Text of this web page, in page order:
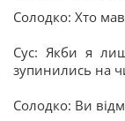
Солодко: Хто
Сус: Якби я
зупинились на
Солодко: Ви